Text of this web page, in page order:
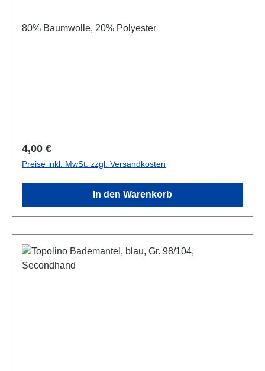
80% Baumwolle, 20% Polyester
Regulärer Preis:
4,00 €
Preise inkl. MwSt. zzgl. Versandkosten
In den Warenkorb